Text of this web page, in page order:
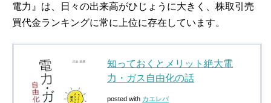
電力』は、日々の出来高がひじょうに大きく、株取引売
買代金ランキングに常に上位に存在しています。
知っておくとメリット絶大電
力・ガス自由化の話
posted with カエレバ